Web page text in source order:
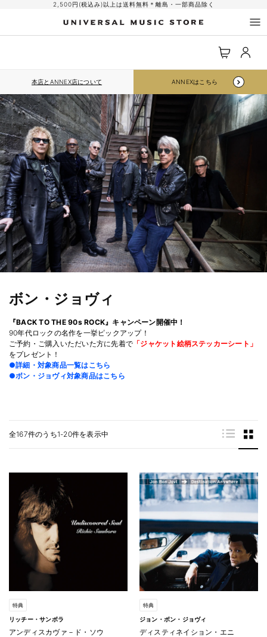
2,500円(税込み)以上は送料無料＊離島・一部商品除く
ー
ロ
グ
イ
ン
本店とANNEX店について ANNEXはこちら
ボン・ジョヴィ
『BACK TO THE 90s ROCK』キャンペーン開催中！
90年代ロックの名作を一挙ピックアップ！
ご予約・ご購入いただいた方に先着で 「ジャケット絵柄ステッカーシート」
をプレゼント！
●詳細・対象商品一覧はこちら
●ボン・ジョヴィ対象商品はこちら
全167件のうち1-20件を表示中
特典
リッチー・サンボラ
アンディスカヴァ－ド・ソウ
特典
ジョン・ボン・ジョヴィ
ディスティネイション・エニ